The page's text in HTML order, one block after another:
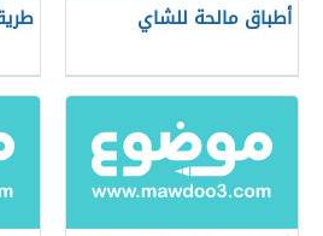
أطباق مالحة للشاي